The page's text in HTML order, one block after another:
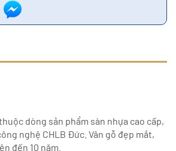
dòng sản phẩm sàn nhựa cao cấp,
nghệ CHLB Đức. Vân gỗ đẹp mắt,
đến 10 năm.